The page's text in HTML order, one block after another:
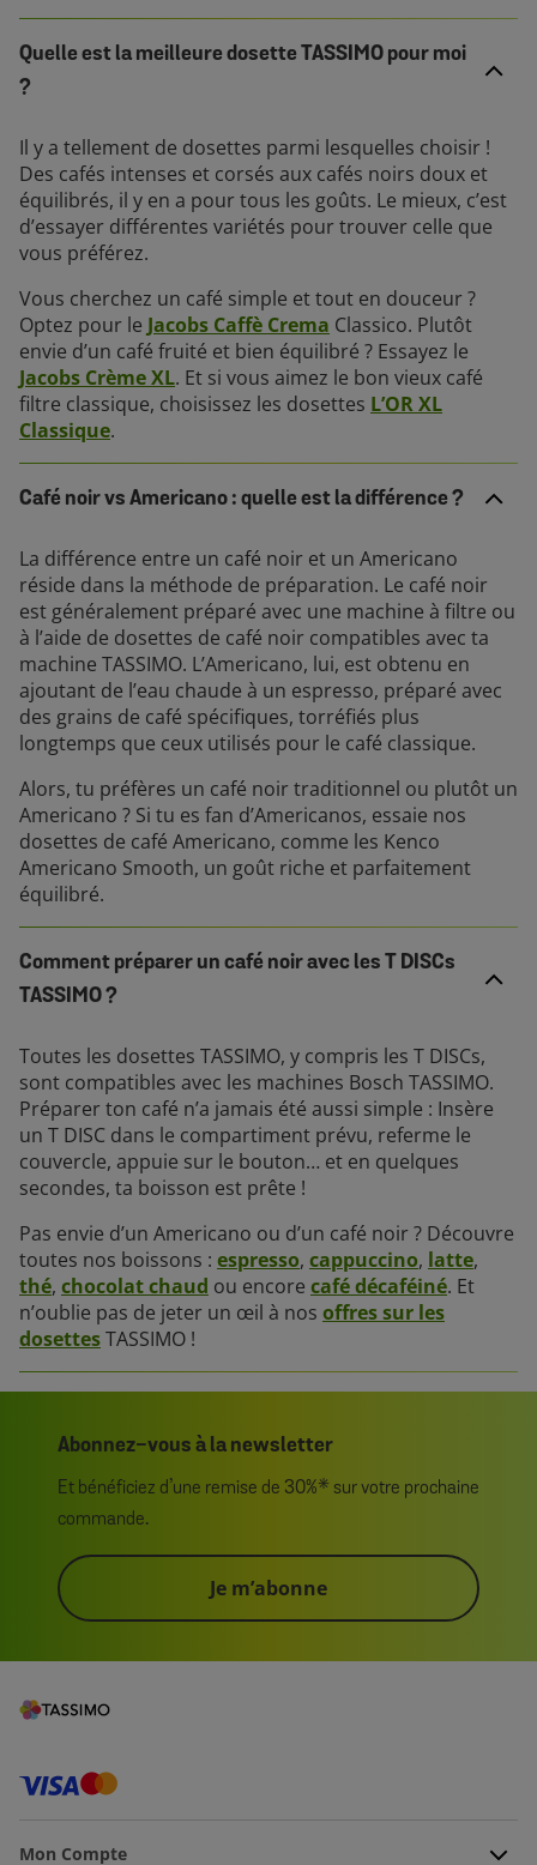
Quelle est la meilleure dosette TASSIMO pour moi
?
Il y a tellement de dosettes parmi lesquelles choisir !
Des cafés intenses et corsés aux cafés noirs doux et
équilibrés, il y en a pour tous les goûts. Le mieux, c’est
d’essayer différentes variétés pour trouver celle que
vous préférez.
Vous cherchez un café simple et tout en douceur ?
Optez pour le Jacobs Caffè Crema Classico. Plutôt
envie d’un café fruité et bien équilibré ? Essayez le
Jacobs Crème XL. Et si vous aimez le bon vieux café
filtre classique, choisissez les dosettes L’OR XL
Classique.
Café noir vs Americano : quelle est la différence ?
La différence entre un café noir et un Americano
réside dans la méthode de préparation. Le café noir
est généralement préparé avec une machine à filtre ou
à l’aide de dosettes de café noir compatibles avec ta
machine TASSIMO. L’Americano, lui, est obtenu en
ajoutant de l’eau chaude à un espresso, préparé avec
des grains de café spécifiques, torréfiés plus
longtemps que ceux utilisés pour le café classique.
Alors, tu préfères un café noir traditionnel ou plutôt un
Americano ? Si tu es fan d’Americanos, essaie nos
dosettes de café Americano, comme les Kenco
Americano Smooth, un goût riche et parfaitement
équilibré.
Comment préparer un café noir avec les T DISCs
TASSIMO ?
Toutes les dosettes TASSIMO, y compris les T DISCs,
sont compatibles avec les machines Bosch TASSIMO.
Préparer ton café n’a jamais été aussi simple : Insère
un T DISC dans le compartiment prévu, referme le
couvercle, appuie sur le bouton… et en quelques
secondes, ta boisson est prête !
Pas envie d’un Americano ou d’un café noir ? Découvre
toutes nos boissons : espresso, cappuccino, latte,
thé, chocolat chaud ou encore café décaféiné. Et
n’oublie pas de jeter un œil à nos offres sur les
dosettesTASSIMO !
Abonnez-vous à la newsletter
Et bénéficiez d’une remise de 30%* sur votre prochaine
commande.
Je m’abonne
Mon Compte